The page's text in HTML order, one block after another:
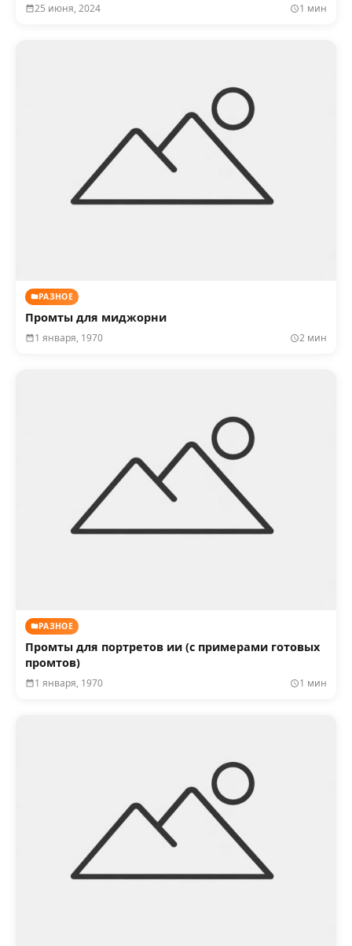
25 июня, 2024 1 мин
РАЗНОЕ
Промты для миджорни
1 января, 1970 2 мин
РАЗНОЕ
Промты для портретов ии (с примерами готовых
промтов)
1 января, 1970 1 мин